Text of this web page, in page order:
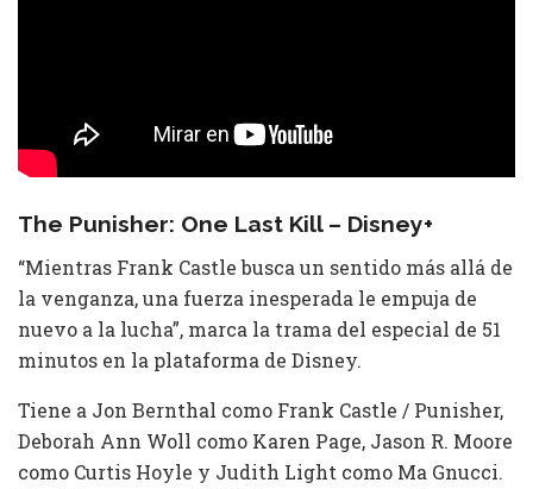
The Punisher: One Last Kill – Disney+
“Mientras Frank Castle busca un sentido más allá de
la venganza, una fuerza inesperada le empuja de
nuevo a la lucha”, marca la trama del especial de 51
minutos en la plataforma de Disney.
Tiene a Jon Bernthal como Frank Castle / Punisher,
Deborah Ann Woll como Karen Page, Jason R. Moore
como Curtis Hoyle y Judith Light como Ma Gnucci.